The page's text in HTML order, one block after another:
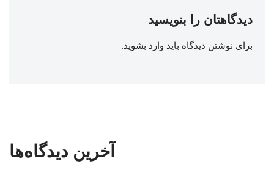
دیدگاهتان را بنویسید
برای نوشتن دیدگاه باید وارد بشوید.
آخرین دیدگاه‌ها